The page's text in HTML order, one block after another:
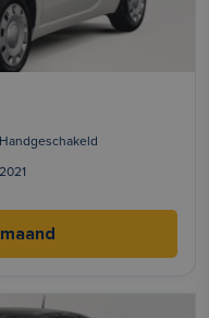
Handgeschakeld
2021